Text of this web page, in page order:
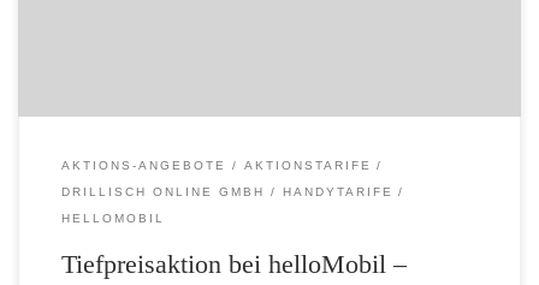
AKTIONS-ANGEBOTE
AKTIONSTARIFE
DRILLISCH ONLINE GMBH
HANDYTARIFE
HELLOMOBIL
Tiefpreisaktion bei helloMobil –